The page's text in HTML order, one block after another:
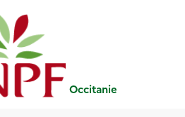
Occitanie